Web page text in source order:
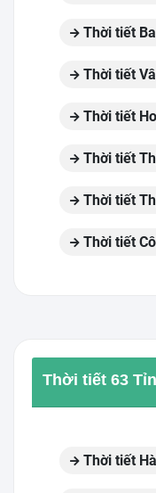
Thời tiết
Thời tiết
Thời tiết
Thời tiết
Thời tiết
Thời tiết
Thời tiết 63
Thời tiết